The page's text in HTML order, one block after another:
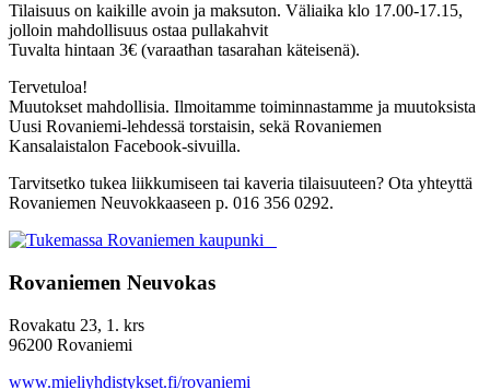
Tilaisuus on kaikille avoin ja maksuton. Väliaika klo 17.00-17.15,
jolloin mahdollisuus ostaa pullakahvit
Tuvalta hintaan 3€ (varaathan tasarahan käteisenä).
Tervetuloa!
Muutokset mahdollisia. Ilmoitamme toiminnastamme ja muutoksista
Uusi Rovaniemi-lehdessä torstaisin, sekä Rovaniemen
Kansalaistalon Facebook-sivuilla.
Tarvitsetko tukea liikkumiseen tai kaveria tilaisuuteen? Ota yhteyttä
Rovaniemen Neuvokkaaseen p. 016 356 0292.
Rovaniemen Neuvokas
Rovakatu 23, 1. krs
96200 Rovaniemi
www.mieliyhdistykset.fi/rovaniemi